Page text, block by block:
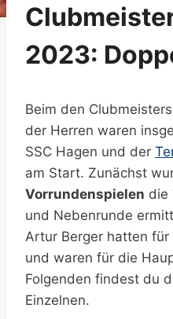
2023:
Beim den
der Herren waren
SSC Hagen und der
am Start. Zunächst
Vorrundenspielen die
und Nebenrunde
Artur Berger hatten für
und waren für die
Folgenden findest du
Einzelnen.